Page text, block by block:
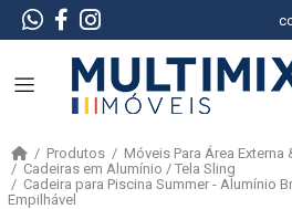
Produtos
Móveis Para Área Externa
Cadeiras em Alumínio / Tela Sling
Cadeira para Piscina Summer - Alumínio
Empilhável